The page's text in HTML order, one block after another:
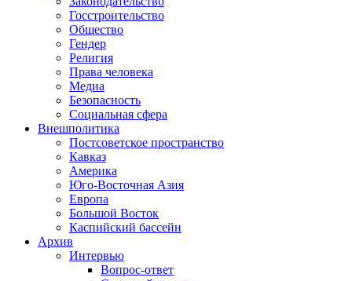
Госстроительство
Общество
Гендер
Религия
Права человека
Медиа
Безопасность
Социальная сфера
Внешполитика
Постсоветское пространство
Кавказ
Америка
Юго-Восточная Азия
Европа
Большой Восток
Каспийский бассейн
Архив
Интервью
Вопрос-ответ